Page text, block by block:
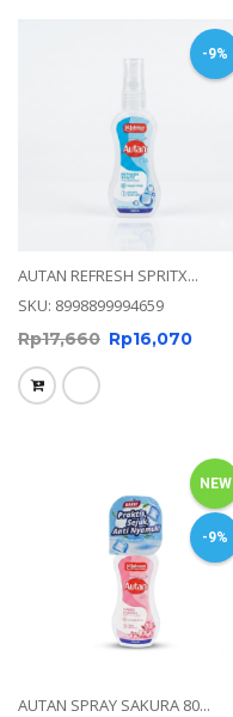
-9%
AUTAN REFRESH SPRITX...
SKU: 8998899994659
Rp17,660 Rp16,070
NEW
-9%
AUTAN SPRAY SAKURA 80...